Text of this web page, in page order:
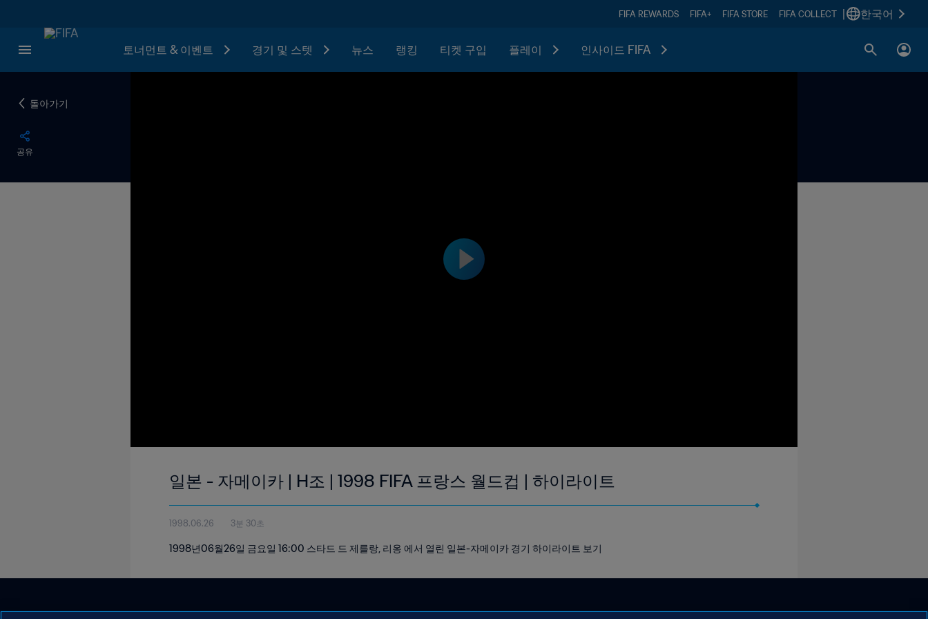
FIFA REWARDS FIFA+ FIFA STORE FIFA COLLECT 한국어
토너먼트 & 이벤트 경기 및 스텟 뉴스 랭킹 티켓 구입 플레이 인사이드 FIFA
돌아가기
공유
일본 - 자메이카 | H조 | 1998 FIFA 프랑스 월드컵 | 하이라이트
1998.06.26 3분 30초
1998년06월26일 금요일 16:00 스타드 드 제를랑, 리옹 에서 열린 일본-자메이카 경기 하이라이트 보기